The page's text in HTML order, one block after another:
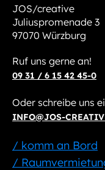
JOS/creative
Juliuspromenade 3
97070 Würzburg
Ruf uns gerne an!
09 31 / 6 15 42 45-0
Oder schreibe uns
INFO@JOS-
/ komm an Bord
/